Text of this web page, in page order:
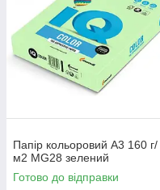
Папір кольоровий А3 160 г/
м2 MG28 зелений
Готово до відправки